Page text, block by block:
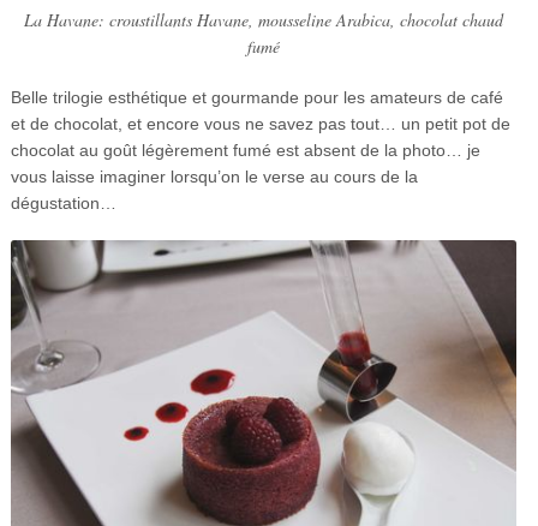
La Havane: croustillants Havane, mousseline Arabica, chocolat chaud
fumé
Belle trilogie esthétique et gourmande pour les amateurs de café
et de chocolat, et encore vous ne savez pas tout… un petit pot de
chocolat au goût légèrement fumé est absent de la photo… je
vous laisse imaginer lorsqu’on le verse au cours de la
dégustation…